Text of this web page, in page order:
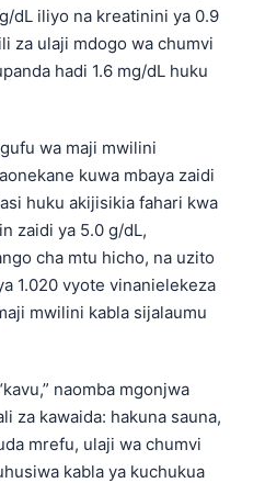
dL iliyo na kreatinini ya 0.9
za ulaji mdogo wa chumvi
hadi 1.6 mg/dL huku
wa maji mwilini
kuwa mbaya zaidi
huku akijisikia fahari kwa
zaidi ya 5.0 g/dL,
cha mtu hicho, na uzito
1.020 vyote vinanielekeza
mwilini kabla sijalaumu
naomba mgonjwa
za kawaida: hakuna sauna,
mrefu, ulaji wa chumvi
kabla ya kuchukua